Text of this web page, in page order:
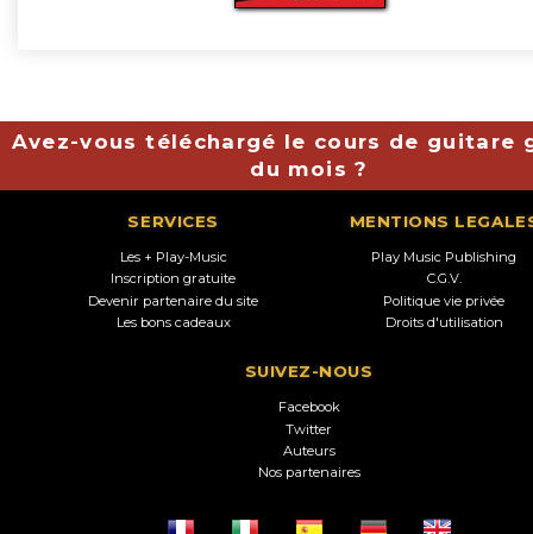
Avez-vous téléchargé le cours de guitare
du mois ?
SERVICES
Les + Play-Music
Inscription gratuite
Devenir partenaire du site
Les bons cadeaux
MENTIONS
Play Music Publishing
C.G.V.
Politique vie privée
Droits d'utilisation
SUIVEZ-NOUS
Facebook
Twitter
Auteurs
Nos partenaires